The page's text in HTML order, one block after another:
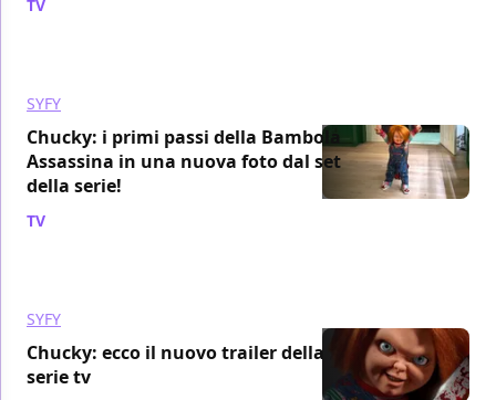
TV
SYFY
Chucky: i primi passi della Bambola
Assassina in una nuova foto dal set
della serie!
TV
SYFY
Chucky: ecco il nuovo trailer della
serie tv